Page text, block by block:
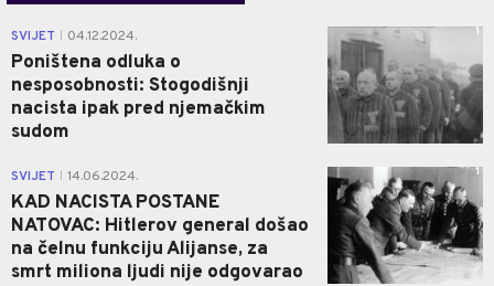
SVIJET 04.12.2024.
Poništena odluka o
nesposobnosti: Stogodišnji
nacista ipak pred njemačkim
sudom
1
SVIJET 14.06.2024.
KAD NACISTA POSTANE
NATOVAC: Hitlerov general došao
na čelnu funkciju Alijanse, za
smrt miliona ljudi nije odgovarao
1